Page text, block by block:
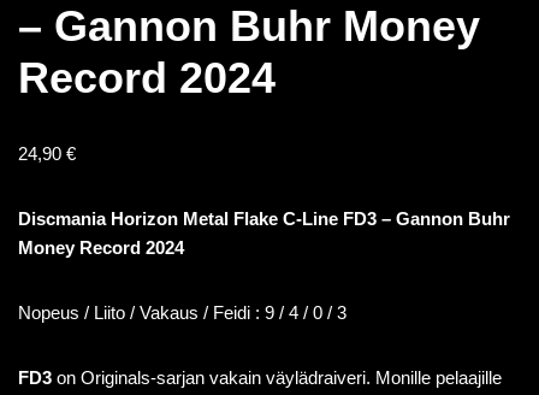
– Gannon Buhr Money
Record 2024
24,90 €
Discmania Horizon Metal Flake C-Line FD3 – Gannon Buhr
Money Record 2024
Nopeus / Liito / Vakaus / Feidi : 9 / 4 / 0 / 3
FD3 on Originals-sarjan vakain väylädraiveri. Monille pelaajille